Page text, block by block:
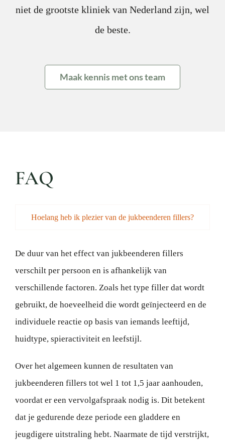
niet de grootste kliniek van Nederland zijn, wel
de beste.
Maak kennis met ons team
FAQ
Hoelang heb ik plezier van de jukbeenderen fillers?
De duur van het effect van jukbeenderen fillers
verschilt per persoon en is afhankelijk van
verschillende factoren. Zoals het type filler dat wordt
gebruikt, de hoeveelheid die wordt geïnjecteerd en de
individuele reactie op basis van iemands leeftijd,
huidtype, spieractiviteit en leefstijl.
Over het algemeen kunnen de resultaten van
jukbeenderen fillers tot wel 1 tot 1,5 jaar aanhouden,
voordat er een vervolgafspraak nodig is. Dit betekent
dat je gedurende deze periode een gladdere en
jeugdigere uitstraling hebt. Naarmate de tijd verstrijkt,